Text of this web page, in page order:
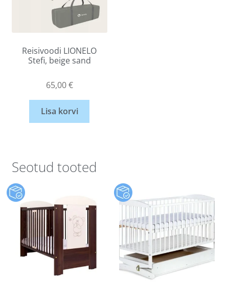
Reisivoodi LIONELO
Stefi, beige sand
65,00€
Lisa korvi
Seotud tooted